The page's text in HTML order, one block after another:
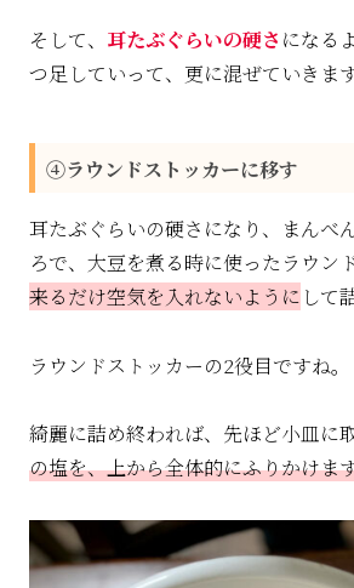
そして、 耳たぶぐらいの硬さ になる
つ足していって、更に混ぜていきます
④ラウンドストッカーに移す
耳たぶぐらいの硬さになり、まんべ
ろで、大豆を煮る時に使ったラウン
来るだけ空気を入れないように して
ラウンドストッカーの2役目ですね。
綺麗に詰め終われば、先ほど小皿に
の塩を、上から全体的にふりかけま